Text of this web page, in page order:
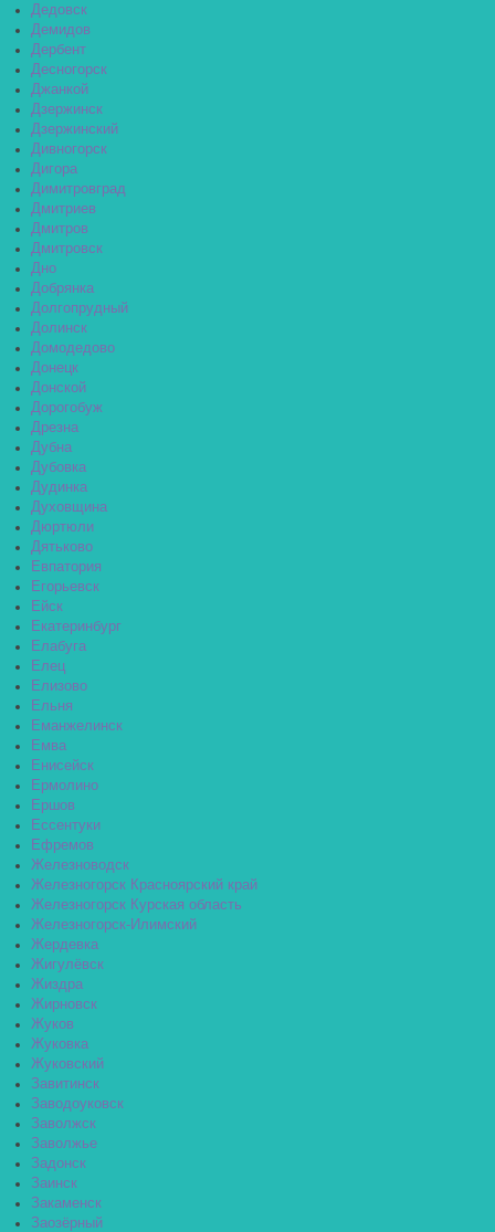
Дедовск
Демидов
Дербент
Десногорск
Джанкой
Дзержинск
Дзержинский
Дивногорск
Дигора
Димитровград
Дмитриев
Дмитров
Дмитровск
Дно
Добрянка
Долгопрудный
Долинск
Домодедово
Донецк
Донской
Дорогобуж
Дрезна
Дубна
Дубовка
Дудинка
Духовщина
Дюртюли
Дятьково
Евпатория
Егорьевск
Ейск
Екатеринбург
Елабуга
Елец
Елизово
Ельня
Еманжелинск
Емва
Енисейск
Ермолино
Ершов
Ессентуки
Ефремов
Железноводск
Железногорск Красноярский край
Железногорск Курская область
Железногорск-Илимский
Жердевка
Жигулёвск
Жиздра
Жирновск
Жуков
Жуковка
Жуковский
Завитинск
Заводоуковск
Заволжск
Заволжье
Задонск
Заинск
Закаменск
Заозёрный